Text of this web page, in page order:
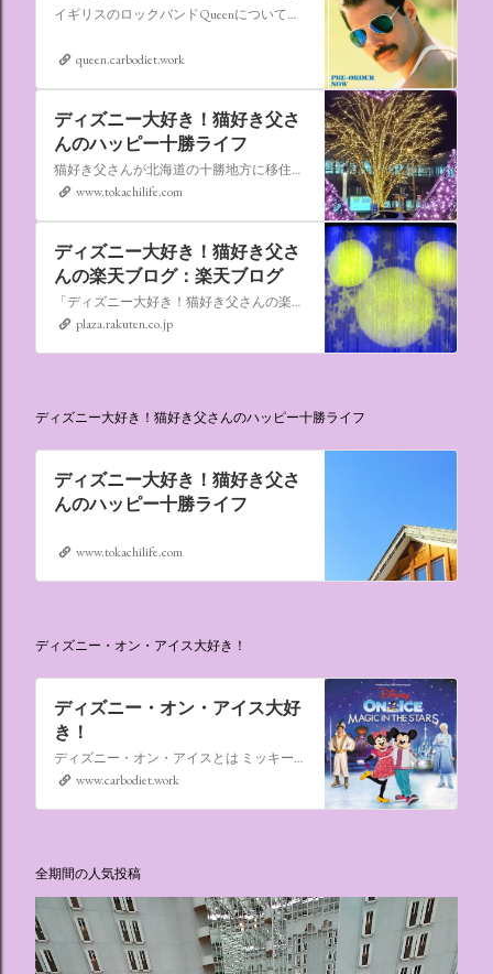
イギリスのロックバンドQueenについての情報をアップします。
queen.carbodiet.work
ディズニー大好き！猫好き父さ
んのハッピー十勝ライフ
猫好き父さんが北海道の十勝地方に移住しました。なれない北海道の暮らしについてお伝えします。
www.tokachilife.com
ディズニー大好き！猫好き父さ
んの楽天ブログ：楽天ブログ
「ディズニー大好き！猫好き父さんの楽天ブログ」にようこそ！ いろんなブログサービスが廃止になるなか満を持して楽天ブログをはじめようと思います。 よろしくお願いいたします。
plaza.rakuten.co.jp
ディズニー大好き！猫好き父さんのハッピー十勝ライフ
ディズニー大好き！猫好き父さ
んのハッピー十勝ライフ
www.tokachilife.com
ディズニー・オン・アイス大好き！
ディズニー・オン・アイス大好
き！
ディズニー・オン・アイスとは ミッキーマウスやミニーマウスをはじめ、たくさんのディズニーキャラクターが登場し、世代を超えて愛され続けている、氷の上のミュージカルショーです。
www.carbodiet.work
全期間の人気投稿